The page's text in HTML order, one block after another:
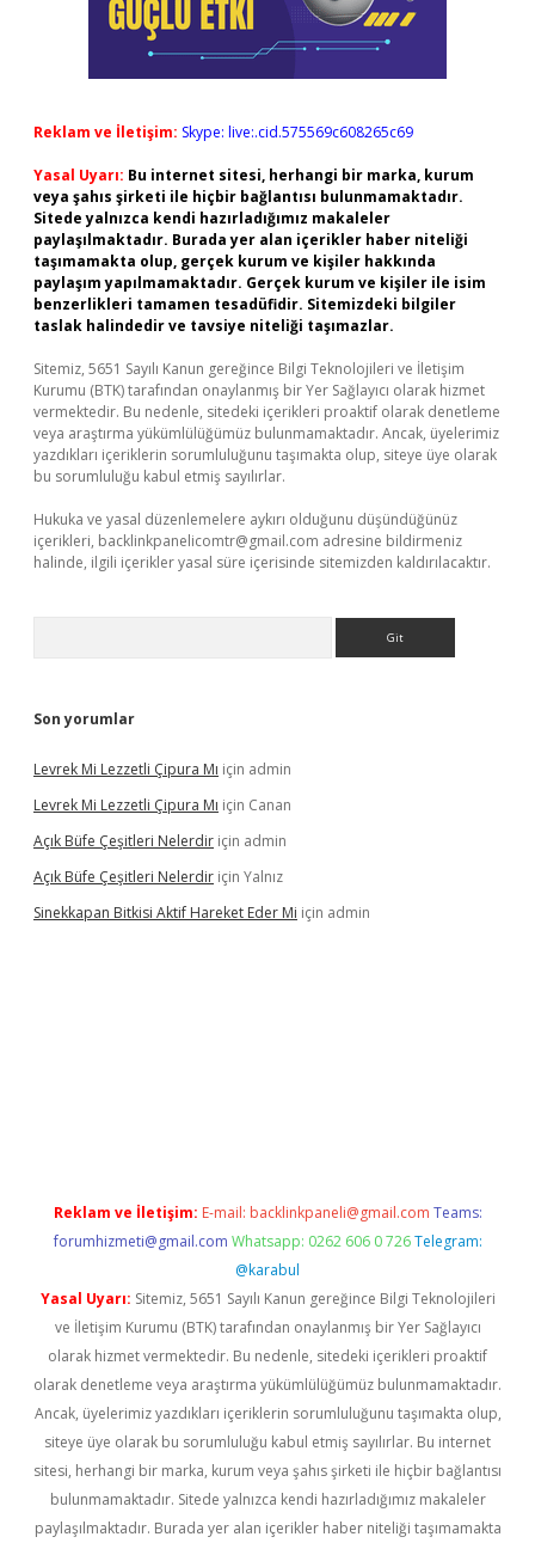
Reklam ve İletişim: Skype: live:.cid.575569c608265c69
Yasal Uyarı: Bu internet sitesi, herhangi bir marka, kurum
veya şahıs şirketi ile hiçbir bağlantısı bulunmamaktadır.
Sitede yalnızca kendi hazırladığımız makaleler
paylaşılmaktadır. Burada yer alan içerikler haber niteliği
taşımamakta olup, gerçek kurum ve kişiler hakkında
paylaşım yapılmamaktadır. Gerçek kurum ve kişiler ile isim
benzerlikleri tamamen tesadüfidir. Sitemizdeki bilgiler
taslak halindedir ve tavsiye niteliği taşımazlar.
Sitemiz, 5651 Sayılı Kanun gereğince Bilgi Teknolojileri ve İletişim
Kurumu (BTK) tarafından onaylanmış bir Yer Sağlayıcı olarak hizmet
vermektedir. Bu nedenle, sitedeki içerikleri proaktif olarak denetleme
veya araştırma yükümlülüğümüz bulunmamaktadır. Ancak, üyelerimiz
yazdıkları içeriklerin sorumluluğunu taşımakta olup, siteye üye olarak
bu sorumluluğu kabul etmiş sayılırlar.
Hukuka ve yasal düzenlemelere aykırı olduğunu düşündüğünüz
içerikleri, backlinkpanelicomtr@gmail.com adresine bildirmeniz
halinde, ilgili içerikler yasal süre içerisinde sitemizden kaldırılacaktır.
Son yorumlar
Levrek Mi Lezzetli Çipura Mı için admin
Levrek Mi Lezzetli Çipura Mı için Canan
Açık Büfe Çeşitleri Nelerdir için admin
Açık Büfe Çeşitleri Nelerdir için Yalnız
Sinekkapan Bitkisi Aktif Hareket Eder Mi için admin
Reklam ve İletişim: E-mail: backlinkpaneli@gmail.com Teams:
forumhizmeti@gmail.com Whatsapp: 0262 606 0 726 Telegram:
@karabul
Yasal Uyarı: Sitemiz, 5651 Sayılı Kanun gereğince Bilgi Teknolojileri
ve İletişim Kurumu (BTK) tarafından onaylanmış bir Yer Sağlayıcı
olarak hizmet vermektedir. Bu nedenle, sitedeki içerikleri proaktif
olarak denetleme veya araştırma yükümlülüğümüz bulunmamaktadır.
Ancak, üyelerimiz yazdıkları içeriklerin sorumluluğunu taşımakta olup,
siteye üye olarak bu sorumluluğu kabul etmiş sayılırlar. Bu internet
sitesi, herhangi bir marka, kurum veya şahıs şirketi ile hiçbir bağlantısı
bulunmamaktadır. Sitede yalnızca kendi hazırladığımız makaleler
paylaşılmaktadır. Burada yer alan içerikler haber niteliği taşımamakta